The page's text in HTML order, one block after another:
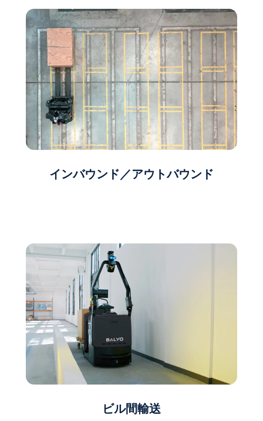
インバウンド／アウトバウンド
ビル間輸送